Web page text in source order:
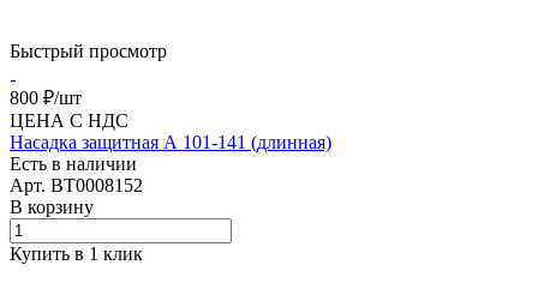
Быстрый просмотр
800 ₽/шт
ЦЕНА С НДС
Насадка защитная А 101-141 (длинная)
Есть в наличии
Арт. BT0008152
В корзину
Купить в 1 клик